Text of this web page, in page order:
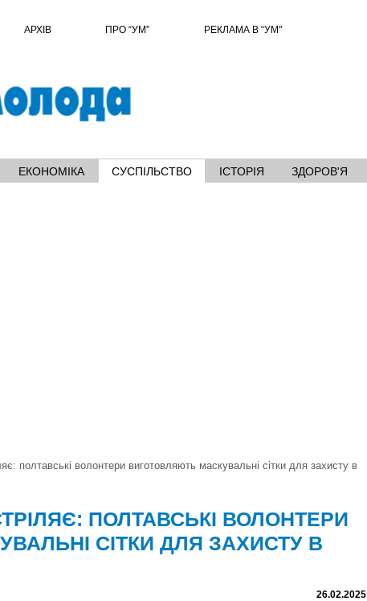
АРХІВ ПРО “УМ” РЕКЛАМА В “УМ"
ЕКОНОМІКА СУСПІЛЬСТВО ІСТОРІЯ ЗДОРОВ'Я
полтавські волонтери виготовляють маскувальні сітки для захисту в
ПОЛТАВСЬКІ ВОЛОНТЕРИ
СІТКИ ДЛЯ ЗАХИСТУ В
26.02.2025